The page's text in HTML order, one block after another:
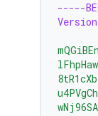
-----
Version